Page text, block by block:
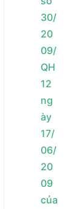
30/
20
09/
QH
12
ng
ày
17/
06/
20
09
của